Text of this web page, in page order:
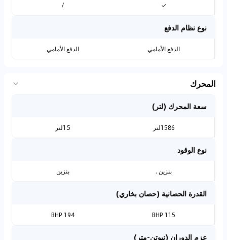
✓
/
نوع نظام الدفع
الدفع الأمامي الدفع الأمامي
المحرك
سعة المحرك (لتر)
1586لتر 1.5لتر
نوع الوقود
بنزين . بنزين
القدرة الحصانية (حصان بخاري)
115 BHP
194 BHP
عزم الدوران (نيوتن-متر)